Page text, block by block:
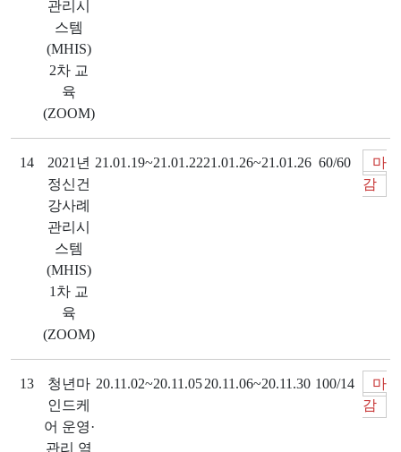
관리시
스템
(MHIS)
2차 교
육
(ZOOM)
14
2021년
정신건
강사례
관리시
스템
(MHIS)
1차 교
육
(ZOOM)
21.01.19~21.01.2221.01.26~21.01.26 60/60
마
감
13
청년마
인드케
어 운영·
관리 역
20.11.02~20.11.0520.11.06~20.11.30 100/14
마
감